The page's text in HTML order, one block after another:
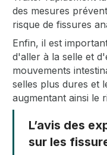
des mesures
risque de fissures
Enfin, il est
d'aller à la selle et
mouvements
selles plus dures et
augmentant ainsi le
L’avis des
sur les